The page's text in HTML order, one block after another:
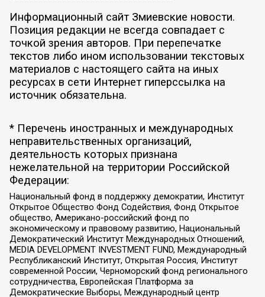
Информационный сайт Змиевские новости.
Позиция редакции не всегда совпадает с
точкой зрения авторов. При перепечатке
текстов либо ином использовании текстовых
материалов с настоящего сайта на иных
ресурсах в сети Интернет гиперссылка на
источник обязательна.
* Перечень иностранных и международных
неправительственных организаций,
деятельность которых признана
нежелательной на территории Российской
Федерации:
Национальный фонд в поддержку демократии, Институт
Открытое Общество Фонд Содействия, Фонд Открытое
общество, Американо-российский фонд по
экономическому и правовому развитию, Национальный
Демократический Институт Международных Отношений,
MEDIA DEVELOPMENT INVESTMENT FUND, Международный
Республиканский Институт, Открытая Россия, Институт
современной России, Черноморский фонд регионального
сотрудничества, Европейская Платформа за
Демократические Выборы, Международный центр